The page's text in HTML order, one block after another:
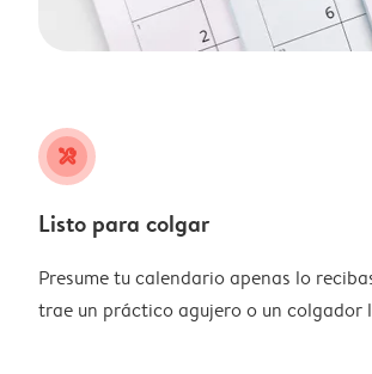
tools
Listo para colgar
Presume tu calendario apenas lo
trae un práctico agujero o un colgador